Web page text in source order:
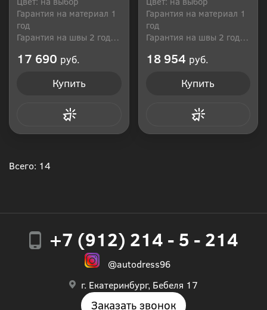
Гарантия на материал 1
год
Гарантия на швы 2 года
17 690 руб.
Купить
Гарантия на материал 1
год
Гарантия на швы 2 года
18 954 руб.
Купить
Всего: 14
+7 (912) 214 - 5 - 214
@autodress96
г. Екатеринбург, Бебеля 17
Заказать звонок